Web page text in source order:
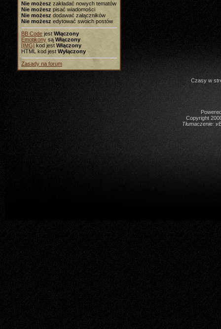
Nie możesz zakładać nowych tematów
Nie możesz pisać wiadomości
Nie możesz dodawać załączników
Nie możesz edytować swoich postów
BB Code jest Włączony
Emotikony są Włączony
[IMG] kod jest Włączony
HTML kod jest Wyłączony
Zasady na forum
Czasy w
Copyright
Tłumaczenie: